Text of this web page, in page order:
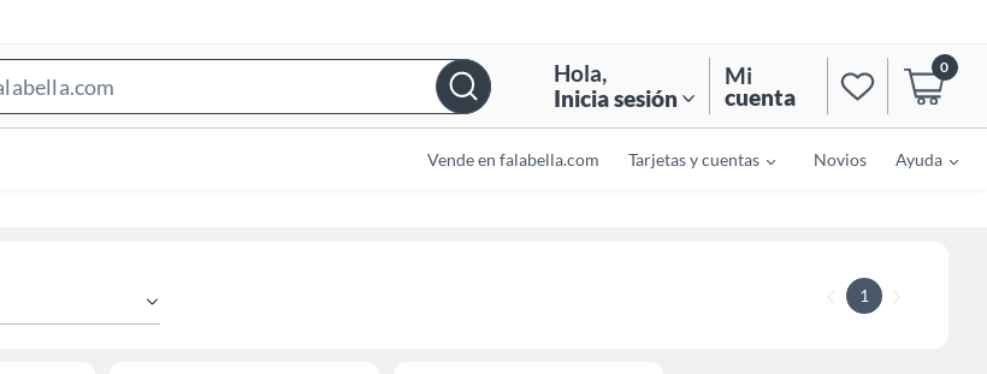
Bar
Hola,
Inicia sesión
Mi
cuenta
0
Vende en falabella.com Tarjetas y cuentas Novios Ayuda
1